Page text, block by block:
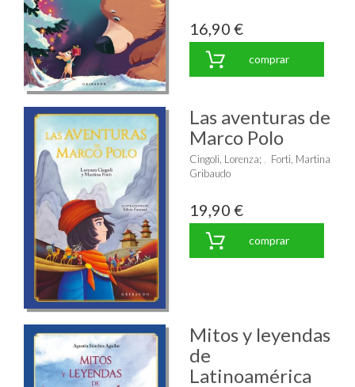
16,90 €
comprar
Las aventuras de
Marco Polo
Cingoli, Lorenza;
Forti, Martina
Gribaudo
19,90 €
comprar
Mitos y leyendas
de
Latinoamérica